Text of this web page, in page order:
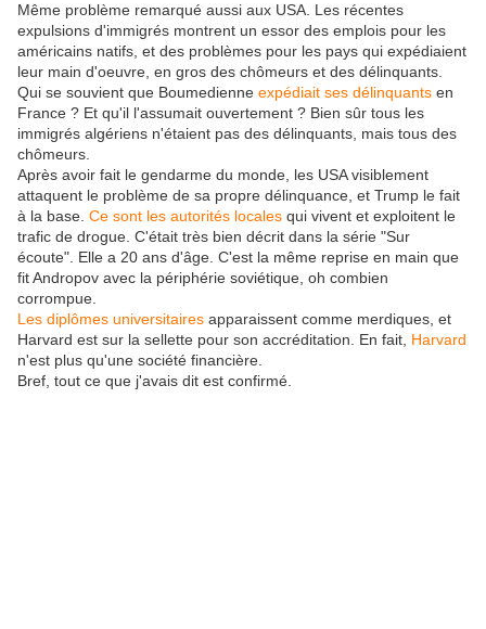
Même problème remarqué aussi aux USA. Les récentes
expulsions d'immigrés montrent un essor des emplois pour les
américains natifs, et des problèmes pour les pays qui expédiaient
leur main d'oeuvre, en gros des chômeurs et des délinquants.
Qui se souvient que Boumedienne expédiait ses délinquants en
France ? Et qu'il l'assumait ouvertement ? Bien sûr tous les
immigrés algériens n'étaient pas des délinquants, mais tous des
chômeurs.
Après avoir fait le gendarme du monde, les USA visiblement
attaquent le problème de sa propre délinquance, et Trump le fait
à la base. Ce sont les autorités locales qui vivent et exploitent le
trafic de drogue. C'était très bien décrit dans la série "Sur
écoute". Elle a 20 ans d'âge. C'est la même reprise en main que
fit Andropov avec la périphérie soviétique, oh combien
corrompue.
Les diplômes universitaires apparaissent comme merdiques, et
Harvard est sur la sellette pour son accréditation. En fait, Harvard
n'est plus qu'une société financière.
Bref, tout ce que j'avais dit est confirmé.